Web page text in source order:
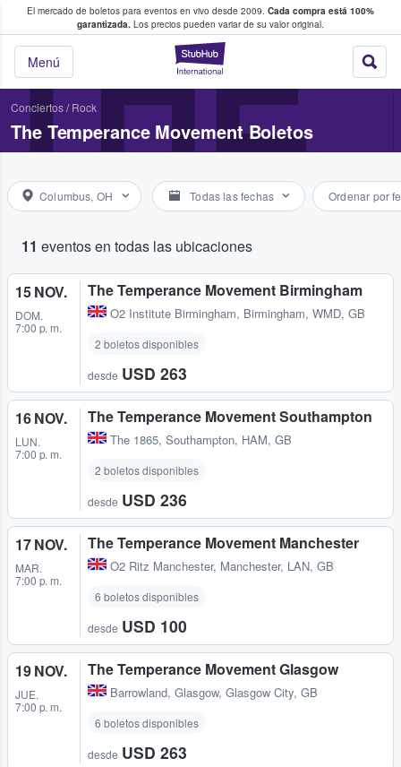
El mercado de boletos para eventos en vivo desde 2009. Cada compra está 100%
garantizada. Los precios pueden variar de su valor original.
StubHub: donde
Menú
fans compran y venden boletos
Conciertos/ Rock
The Temperance Movement Boletos
Columbus, OH Todas las fechas Ordenar por
11 eventos en todas las ubicaciones
15 NOV.
DOM.
7:00 p. m.
The Temperance Movement Birmingham
O2 Institute Birmingham, Birmingham, WMD, GB
2 boletos disponibles
desde USD 263
16 NOV.
LUN.
7:00 p. m.
The Temperance Movement Southampton
The 1865, Southampton, HAM, GB
2 boletos disponibles
desde USD 236
17 NOV.
MAR.
7:00 p. m.
The Temperance Movement Manchester
O2 Ritz Manchester, Manchester, LAN, GB
6 boletos disponibles
desde USD 100
19 NOV.
JUE.
7:00 p. m.
The Temperance Movement Glasgow
Barrowland, Glasgow, Glasgow City, GB
6 boletos disponibles
desde USD 263